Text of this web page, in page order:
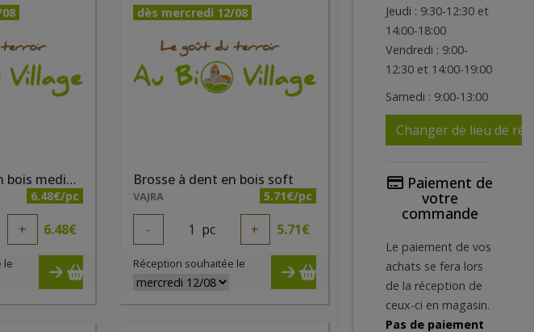
Brosse à dent en bois medium
6.48€/pc
+ 6.48€
le
dès mercredi 12/08
Brosse à dent en bois soft
VAJRA 5.71€/pc
- 1 pc + 5.71€
Réception souhaitée le
Jeudi : 9:30-12:30 et
14:00-18:00
Vendredi : 9:00-
12:30 et 14:00-19:00
Samedi : 9:00-13:00
Changer de lieu de
Paiement de
votre
commande
Le paiement de vos
achats se fera lors
de la réception de
ceux-ci en magasin.
Pas de paiement